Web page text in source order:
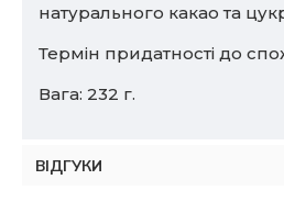
натурального какао та
Термін придатності до
Вага: 232 г.
ВІДГУКИ